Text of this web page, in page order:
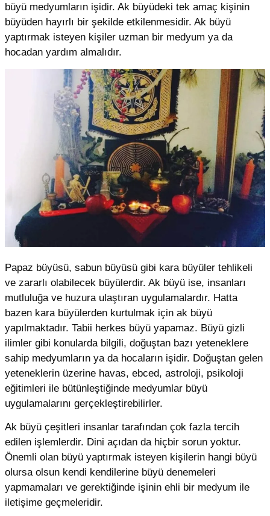
büyü medyumların işidir. Ak büyüdeki tek amaç kişinin
büyüden hayırlı bir şekilde etkilenmesidir. Ak büyü
yaptırmak isteyen kişiler uzman bir medyum ya da
hocadan yardım almalıdır.
Papaz büyüsü, sabun büyüsü gibi kara büyüler tehlikeli
ve zararlı olabilecek büyülerdir. Ak büyü ise, insanları
mutluluğa ve huzura ulaştıran uygulamalardır. Hatta
bazen kara büyülerden kurtulmak için ak büyü
yapılmaktadır. Tabii herkes büyü yapamaz. Büyü gizli
ilimler gibi konularda bilgili, doğuştan bazı yeteneklere
sahip medyumların ya da hocaların işidir. Doğuştan gelen
yeteneklerin üzerine havas, ebced, astroloji, psikoloji
eğitimleri ile bütünleştiğinde medyumlar büyü
uygulamalarını gerçekleştirebilirler.
Ak büyü çeşitleri insanlar tarafından çok fazla tercih
edilen işlemlerdir. Dini açıdan da hiçbir sorun yoktur.
Önemli olan büyü yaptırmak isteyen kişilerin hangi büyü
olursa olsun kendi kendilerine büyü denemeleri
yapmamaları ve gerektiğinde işinin ehli bir medyum ile
iletişime geçmeleridir.